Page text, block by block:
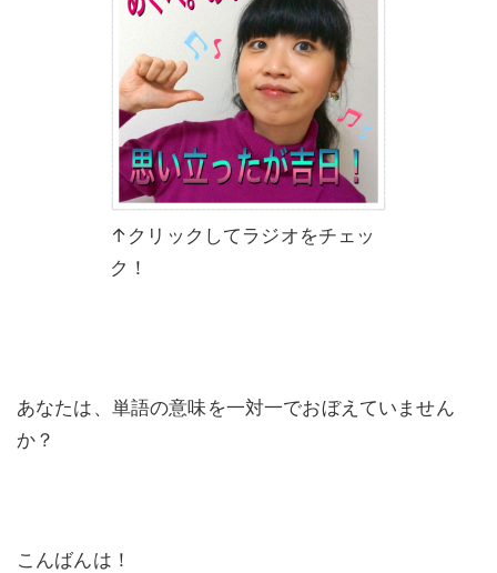
↑クリックしてラジオをチェッ
ク！
あなたは、単語の意味を一対一でおぼえていません
か？
こんばんは！